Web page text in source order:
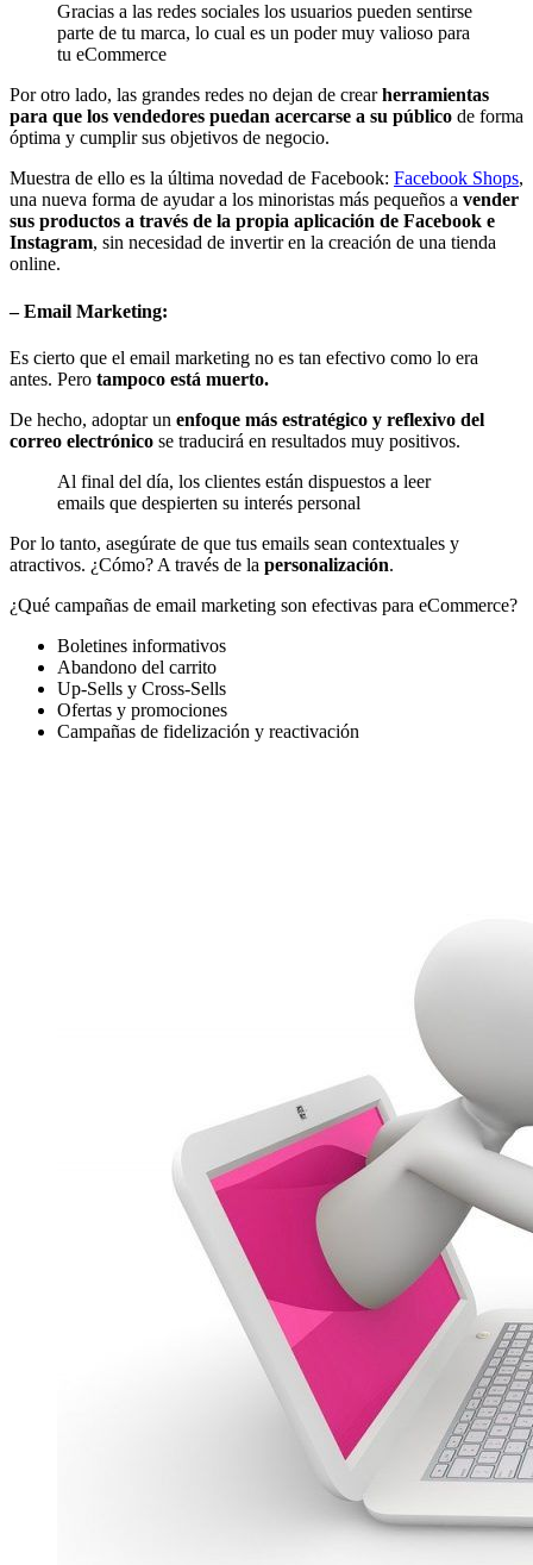
Gracias a las redes sociales los usuarios pueden sentirse
parte de tu marca, lo cual es un poder muy valioso para
tu eCommerce
Por otro lado, las grandes redes no dejan de crearherramientas
para que los vendedores puedan acercarse a su público de forma
óptima y cumplir sus objetivos de negocio.
Muestra de ello es la última novedad de Facebook: Facebook Shops,
una nueva forma de ayudar a los minoristas más pequeños a vender
sus productos a través de la propia aplicación de Facebook e
Instagram, sin necesidad de invertir en la creación de una tienda
online.
– Email Marketing:
Es cierto que el email marketing no es tan efectivo como lo era
antes. Pero tampoco está muerto.
De hecho, adoptar un enfoque más estratégico y reflexivo del
correo electrónico se traducirá en resultados muy positivos.
Al final del día, los clientes están dispuestos a leer
emails que despierten su interés personal
Por lo tanto, asegúrate de que tus emails sean contextuales y
atractivos. ¿Cómo? A través de la personalización.
¿Qué campañas de email marketing son efectivas para eCommerce?
Boletines informativos
Abandono del carrito
Up-Sells y Cross-Sells
Ofertas y promociones
Campañas de fidelización y reactivación